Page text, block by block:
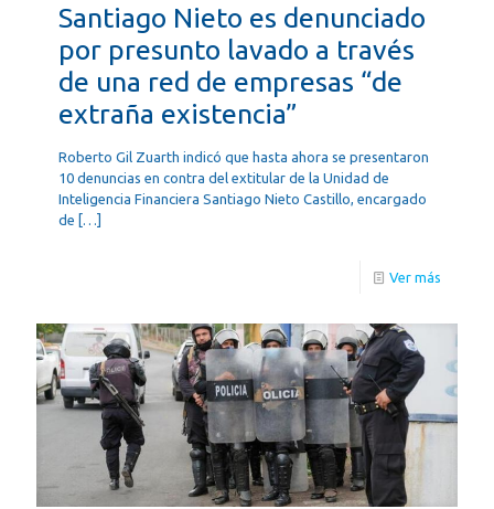
Santiago Nieto es denunciado
por presunto lavado a través
de una red de empresas “de
extraña existencia”
Roberto Gil Zuarth indicó que hasta ahora se presentaron
10 denuncias en contra del extitular de la Unidad de
Inteligencia Financiera Santiago Nieto Castillo, encargado
de […]
Ver más